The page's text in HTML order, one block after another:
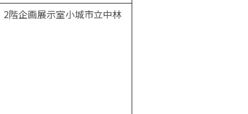
階企画展示室小城市立中林